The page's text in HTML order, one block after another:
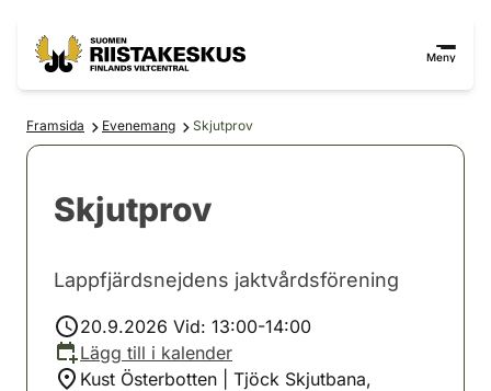
Meny
Framsida Evenemang Skjutprov
Skjutprov
Lappfjärdsnejdens jaktvårdsförening
20.9.2026 Vid: 13:00-14:00
Lägg till i kalender
Kust Österbotten | Tjöck Skjutbana,